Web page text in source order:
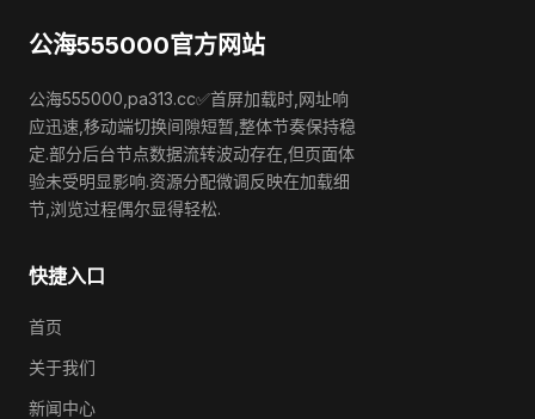
公海555000官方网站
公海555000,pa313.cc✅首屏加载时,网址响
应迅速,移动端切换间隙短暂,整体节奏保持稳
定.部分后台节点数据流转波动存在,但页面体
验未受明显影响.资源分配微调反映在加载细
节,浏览过程偶尔显得轻松.
快捷入口
首页
关于我们
新闻中心